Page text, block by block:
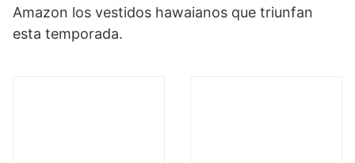
Amazon los vestidos hawaianos que triunfan
esta temporada.